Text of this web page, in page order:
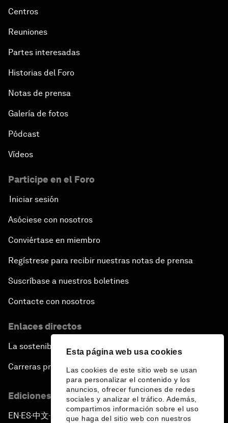
Esta página web usa cookies
Las cookies de este sitio web se usan
para personalizar el contenido y los
anuncios, ofrecer funciones de redes
sociales y analizar el tráfico. Además,
compartimos información sobre el uso
que haga del sitio web con nuestros
Centros
Reuniones
Partes interesadas
Historias del Foro
Notas de prensa
Galería de fotos
Pódcast
Vídeos
Participe en el Foro
Iniciar sesión
Asóciese con nosotros
Conviértase en miembro
Regístrese para recibir nuestras notas de prensa
Suscríbase a nuestros boletines
Contacte con nosotros
Enlaces directos
La sostenibilidad en el Foro
Carreras profesionales
Ediciones en otros idiomas
EN ▪ES▪中文▪ 日本語